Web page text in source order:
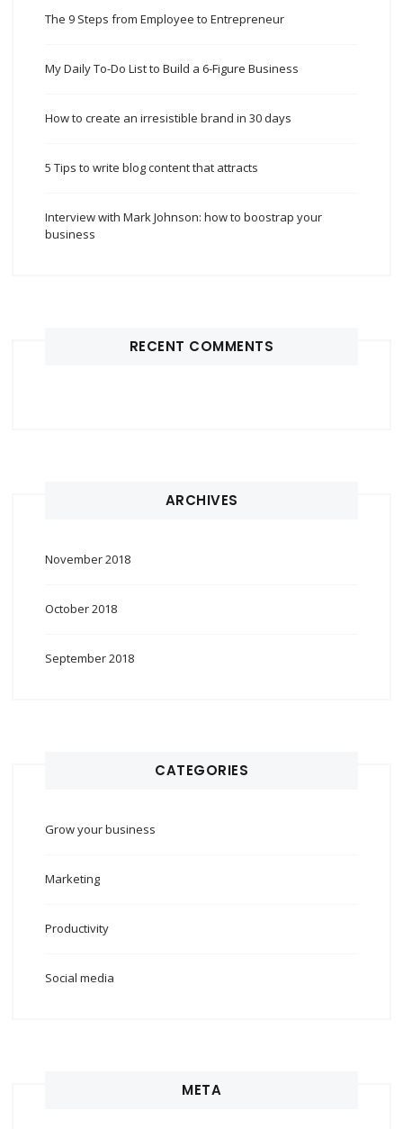
The 9 Steps from Employee to Entrepreneur
My Daily To-Do List to Build a 6-Figure Business
How to create an irresistible brand in 30 days
5 Tips to write blog content that attracts
Interview with Mark Johnson: how to boostrap your
business
RECENT COMMENTS
ARCHIVES
November 2018
October 2018
September 2018
CATEGORIES
Grow your business
Marketing
Productivity
Social media
META